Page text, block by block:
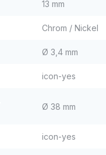
13 mm
Chrom / Nickel
Ø 3,4 mm
icon-yes
Ø 38 mm
icon-yes